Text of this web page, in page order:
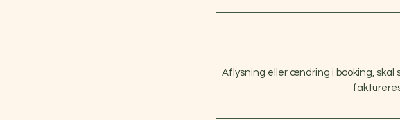
Aflysning eller ændring i booking, skal